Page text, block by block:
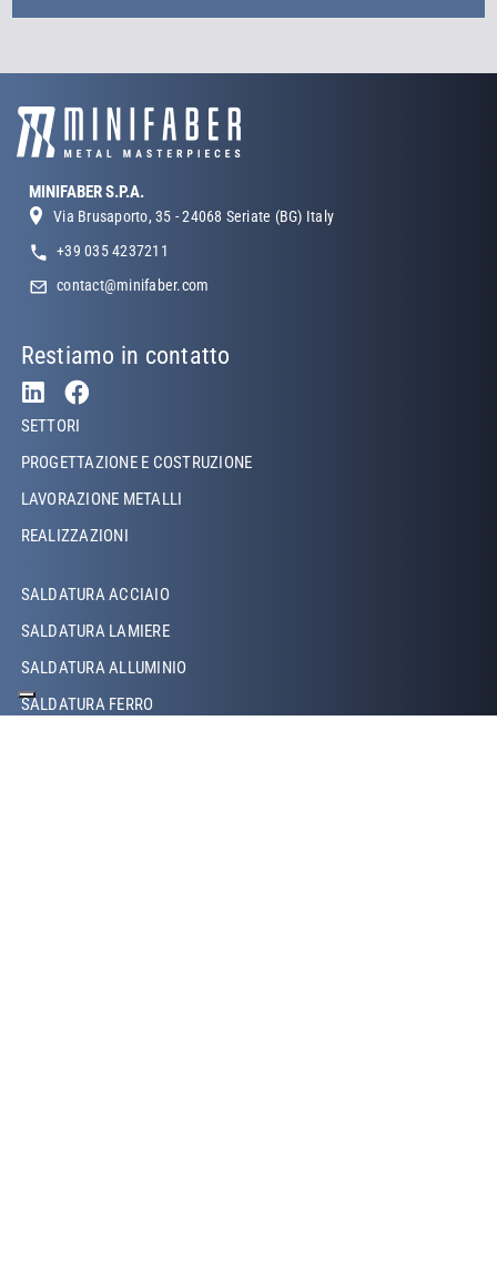
MINIFABER S.P.A.
Via Brusaporto, 35 - 24068 Seriate (BG) Italy
+39 035 4237211
contact@minifaber.com
Restiamo in contatto
Footer Left
SETTORI
PROGETTAZIONE E COSTRUZIONE
LAVORAZIONE METALLI
REALIZZAZIONI
Footer Left Middle
SALDATURA ACCIAIO
SALDATURA LAMIERE
SALDATURA ALLUMINIO
SALDATURA FERRO